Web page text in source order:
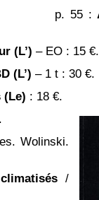
p. 55 :
(L’) – EO : 15 €.
(L’) – 1 t : 30 €.
(Le) : 18 €.
Wolinski.
/